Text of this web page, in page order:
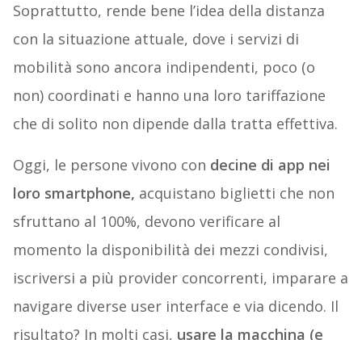
Soprattutto, rende bene l’idea della distanza
con la situazione attuale, dove i servizi di
mobilità sono ancora indipendenti, poco (o
non) coordinati e hanno una loro tariffazione
che di solito non dipende dalla tratta effettiva.
Oggi, le persone vivono con decine di app nei
loro smartphone, acquistano biglietti che non
sfruttano al 100%, devono verificare al
momento la disponibilità dei mezzi condivisi,
iscriversi a più provider concorrenti, imparare a
navigare diverse user interface e via dicendo. Il
risultato? In molti casi, usare la macchina (e